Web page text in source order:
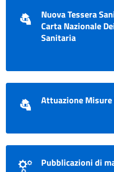
Nuova Tessera
Carta Nazionale
Sanitaria
Attuazione Misure
Pubblicazioni di